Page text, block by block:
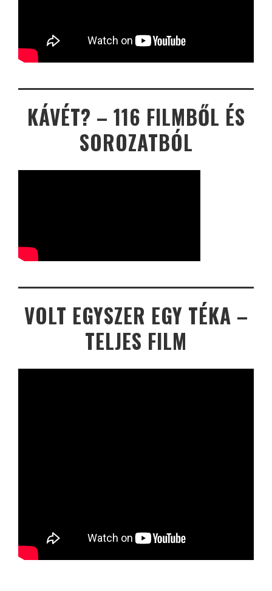
KÁVÉT? – 116 FILMBŐL ÉS
SOROZATBÓL
VOLT EGYSZER EGY TÉKA –
TELJES FILM